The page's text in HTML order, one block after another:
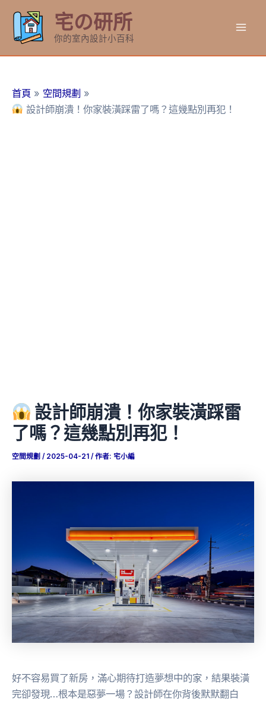
要
宅の研所
你的室內設計小百科
首頁
空間規劃
設計師崩潰！你家裝潢踩雷了嗎？這幾點別再犯！
設計師崩潰！你家裝潢踩雷
了嗎？這幾點別再犯！
空間規劃 / 2025-04-21 / 作者: 宅小編
好不容易買了新房，滿心期待打造夢想中的家，結果裝潢
完卻發現…根本是惡夢一場？設計師在你背後默默翻白